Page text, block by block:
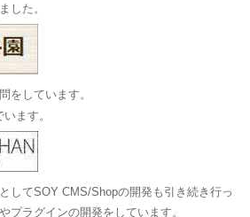
した。
をしています。
ます。
してSOY CMS/Shopの開発も引き続き行っ
プラグインの開発をしています。